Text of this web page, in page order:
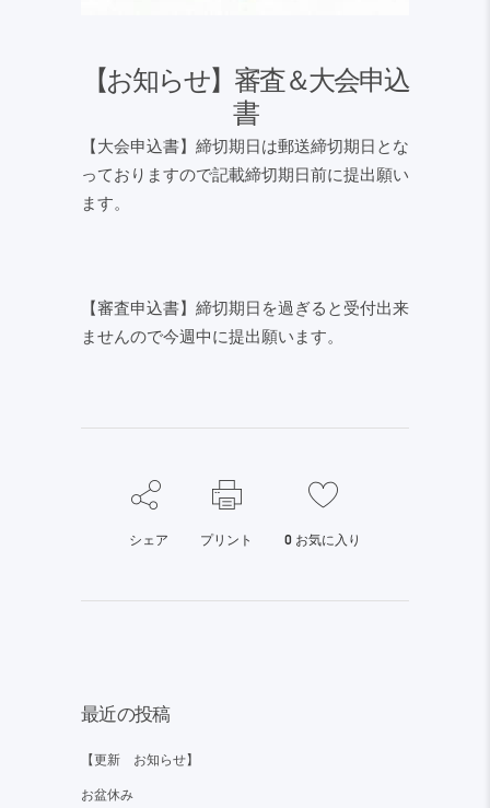
【お知らせ】審査＆大会申込
書
【大会申込書】締切期日は郵送締切期日とな
っておりますので記載締切期日前に提出願い
ます。
【審査申込書】締切期日を過ぎると受付出来
ませんので今週中に提出願います。
シェア プリント 0お気に入り
最近の投稿
【更新 お知らせ】
お盆休み